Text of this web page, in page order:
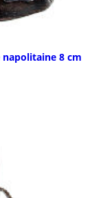
napolitaine 8 cm